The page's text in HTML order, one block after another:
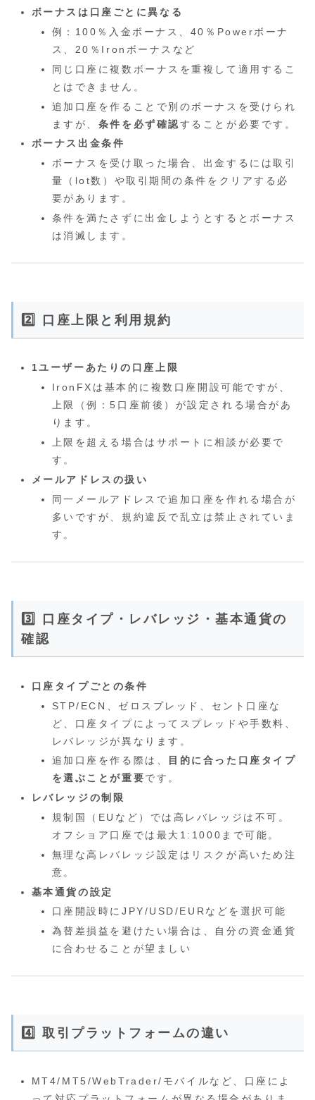
ボーナスは口座ごとに異なる
例：100％入金ボーナス、40％Powerボーナ
ス、20％Ironボーナスなど
同じ口座に複数ボーナスを重複して適用するこ
とはできません。
追加口座を作ることで別のボーナスを受けられ
ますが、 条件を必ず確認することが必要です。
ボーナス出金条件
ボーナスを受け取った場合、出金するには取引
量（lot数）や取引期間の条件をクリアする必
要があります。
条件を満たさずに出金しようとするとボーナス
は消滅します。
2️⃣ 口座上限と利用規約
1ユーザーあたりの口座上限
IronFXは基本的に複数口座開設可能ですが、
上限（例：5口座前後）が設定される場合があ
ります。
上限を超える場合はサポートに相談が必要で
す。
メールアドレスの扱い
同一メールアドレスで追加口座を作れる場合が
多いですが、規約違反で乱立は禁止されていま
す。
3️⃣ 口座タイプ・レバレッジ・基本通貨の
確認
口座タイプごとの条件
STP/ECN、ゼロスプレッド、セント口座な
ど、口座タイプによってスプレッドや手数料、
レバレッジが異なります。
追加口座を作る際は、
目的に合った口座タイプ
を選ぶことが重要です。
レバレッジの制限
規制国（EUなど）では高レバレッジは不可。
オフショア口座では最大1:1000まで可能。
無理な高レバレッジ設定はリスクが高いため注
意。
基本通貨の設定
口座開設時にJPY/USD/EURなどを選択可能
為替差損益を避けたい場合は、自分の資金通貨
に合わせることが望ましい
4️⃣ 取引プラットフォームの違い
MT4/MT5/WebTrader/モバイルなど、口座によ